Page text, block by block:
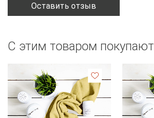
Оставить отзыв
С этим товаром покупают